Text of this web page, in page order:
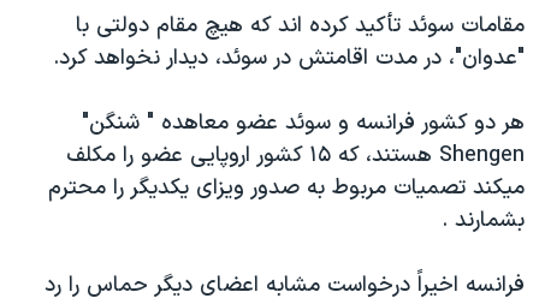
اسرائیل در جنگ
گالری عکس
آرشیو پخش زنده
ورزش زنان در ایران
اعتراضات زن، زندگی، آزادی
مجموعه مستندهای دادخواهی
تریبونال مردمی آبان ۹۸
دادگاه حمید نوری
قانون شفافیت دارائی کادر رهبری ایران
زبانهای مختلف
مقامات سوئد تأکيد کرده اند که هيچ مقام دولتی با
"عدوان"، در مدت اقامتش در سوئد، ديدار نخواهد کرد.
هر دو کشور فرانسه و سوئد عضو معاهده " شنگن"
Shengen هستند، که ۱۵ کشور اروپايی عضو را مکلف
ميکند تصميات مربوط به صدور ويزای يکديگر را محترم
بشمارند .
فرانسه اخيراً درخواست مشابه اعضای ديگر حماس را رد